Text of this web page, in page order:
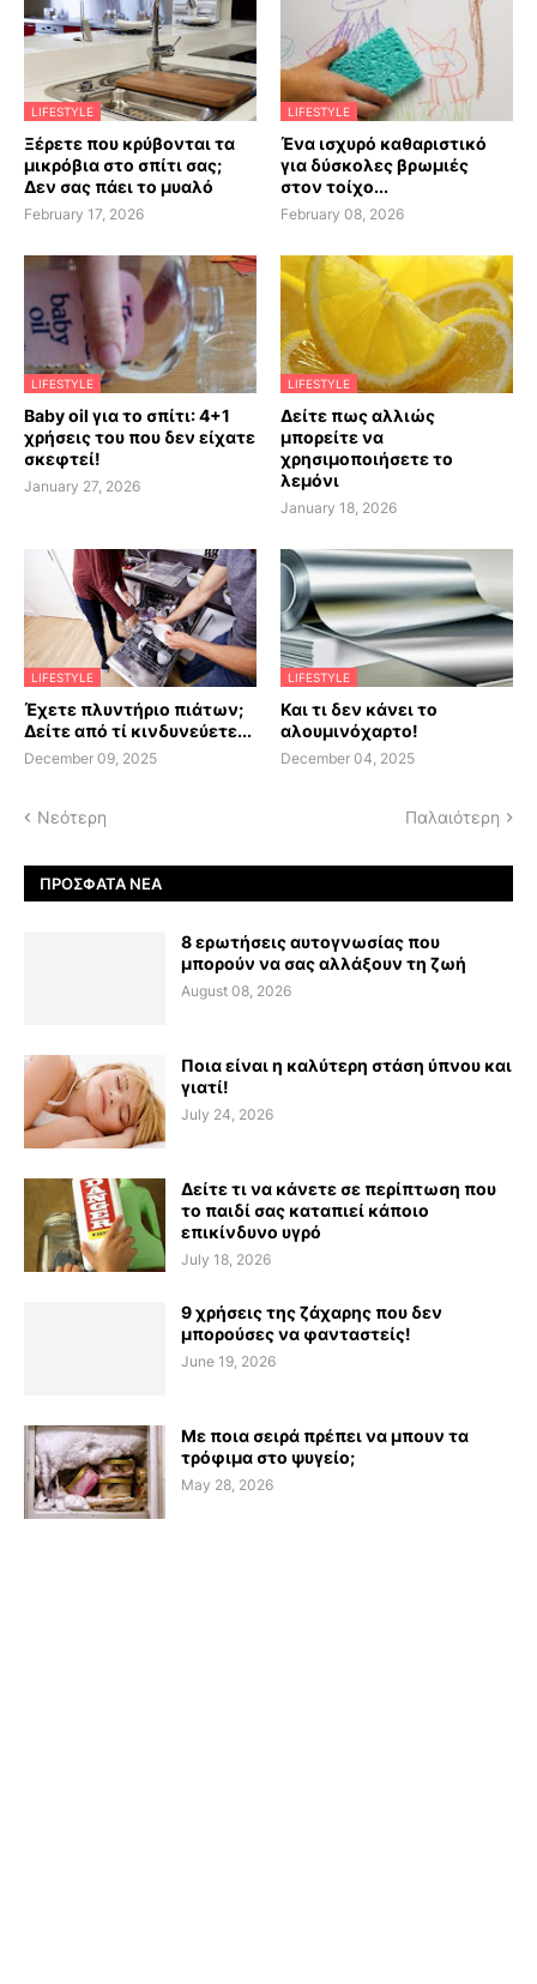
LIFESTYLE
Ξέρετε που κρύβονται τα
μικρόβια στο σπίτι σας;
Δεν σας πάει το μυαλό
February 17, 2026
LIFESTYLE
Ένα ισχυρό καθαριστικό
για δύσκολες βρωμιές
στον τοίχο...
February 08, 2026
LIFESTYLE
Baby oil για το σπίτι: 4+1
χρήσεις του που δεν είχατε
σκεφτεί!
January 27, 2026
LIFESTYLE
Δείτε πως αλλιώς
μπορείτε να
χρησιμοποιήσετε το
λεμόνι
January 18, 2026
LIFESTYLE
Έχετε πλυντήριο πιάτων;
Δείτε από τί κινδυνεύετε...
December 09, 2025
LIFESTYLE
Και τι δεν κάνει το
αλουμινόχαρτο!
December 04, 2025
Νεότερη Παλαιότερη
ΠΡΌΣΦΑΤΑ ΝΈΑ
8 ερωτήσεις αυτογνωσίας που
μπορούν να σας αλλάξουν τη ζωή
August 08, 2026
Ποια είναι η καλύτερη στάση ύπνου και
γιατί!
July 24, 2026
Δείτε τι να κάνετε σε περίπτωση που
το παιδί σας καταπιεί κάποιο
επικίνδυνο υγρό
July 18, 2026
9 χρήσεις της ζάχαρης που δεν
μπορούσες να φανταστείς!
June 19, 2026
Με ποια σειρά πρέπει να μπουν τα
τρόφιμα στο ψυγείο;
May 28, 2026